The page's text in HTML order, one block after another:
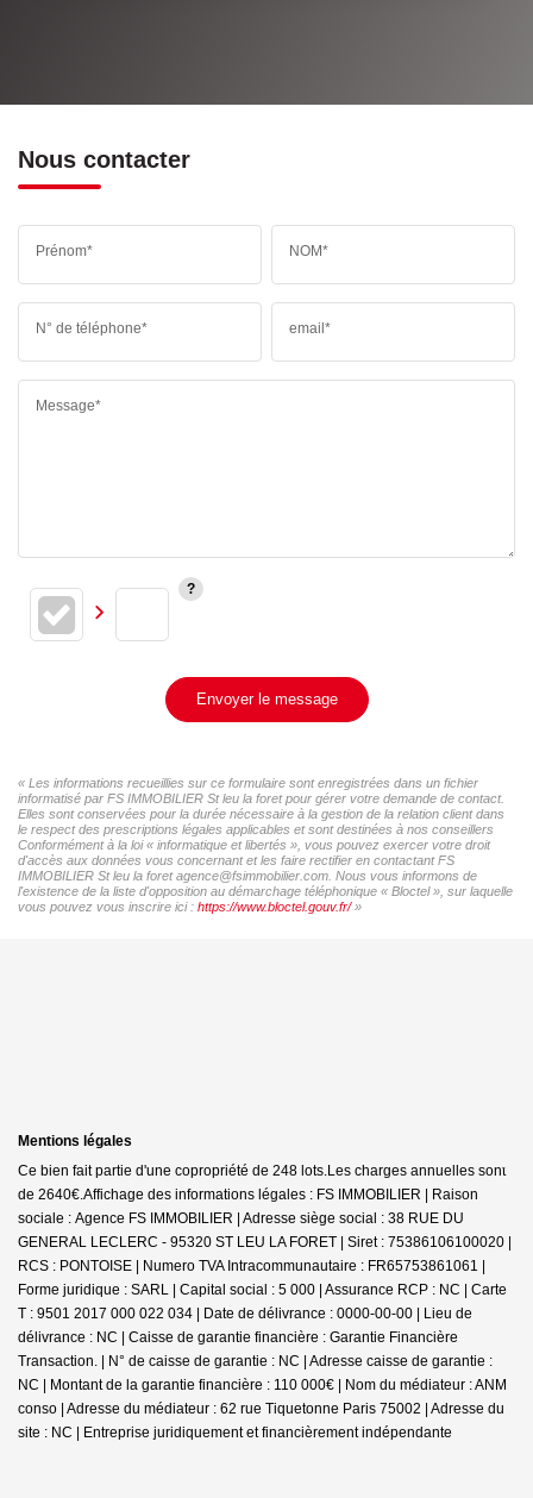
Nous contacter
Prénom* NOM*
N° de téléphone* email*
Message*
Envoyer le message
« Les informations recueillies sur ce formulaire sont enregistrées dans un fichier
informatisé par FS IMMOBILIER St leu la foret pour gérer votre demande de contact.
Elles sont conservées pour la durée nécessaire à la gestion de la relation client dans
le respect des prescriptions légales applicables et sont destinées à nos conseillers
Conformément à la loi « informatique et libertés », vous pouvez exercer votre droit
d'accès aux données vous concernant et les faire rectifier en contactant FS
IMMOBILIER St leu la foret agence@fsimmobilier.com. Nous vous informons de
l'existence de la liste d'opposition au démarchage téléphonique « Bloctel », sur laquelle
vous pouvez vous inscrire ici : https://www.bloctel.gouv.fr/»
Mentions légales
Ce bien fait partie d'une copropriété de 248 lots.Les charges annuelles sont
de 2640€. Affichage des informations légales : FS IMMOBILIER | Raison
sociale : Agence FS IMMOBILIER | Adresse siège social : 38 RUE DU
GENERAL LECLERC - 95320 ST LEU LA FORET | Siret : 75386106100020 |
RCS : PONTOISE | Numero TVA Intracommunautaire : FR65753861061 |
Forme juridique : SARL | Capital social : 5 000 | Assurance RCP : NC | Carte
T : 9501 2017 000 022 034 | Date de délivrance : 0000-00-00 | Lieu de
délivrance : NC | Caisse de garantie financière : Garantie Financière
Transaction. | N° de caisse de garantie : NC | Adresse caisse de garantie :
NC | Montant de la garantie financière : 110 000€ | Nom du médiateur : ANM
conso | Adresse du médiateur : 62 rue Tiquetonne Paris 75002 | Adresse du
site : NC | Entreprise juridiquement et financièrement indépendante